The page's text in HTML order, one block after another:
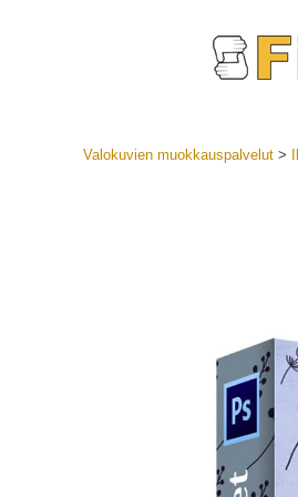
Valokuvien muokkauspalvelut>